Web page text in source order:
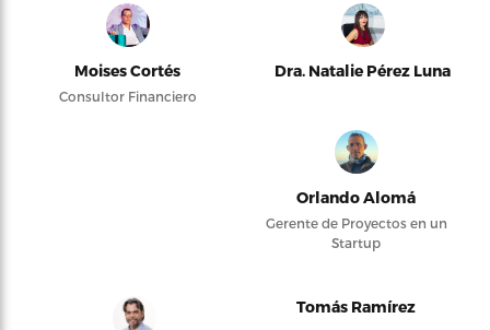
Moises Cortés
Consultor Financiero
Dra. Natalie Pérez Luna
Orlando Alomá
Gerente de Proyectos en un
Startup
Tomás Ramírez